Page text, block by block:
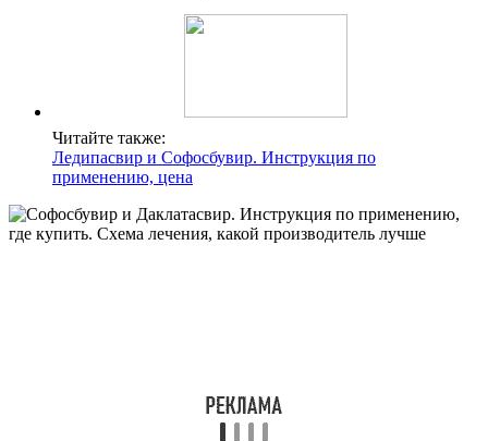
Читайте также:
Ледипасвир и Софосбувир. Инструкция по
применению, цена